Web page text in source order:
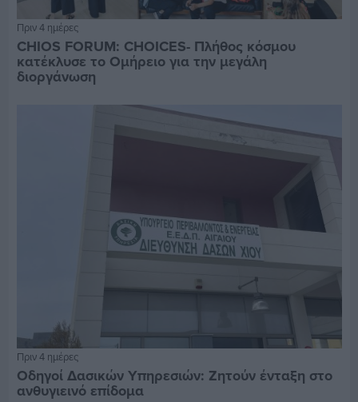
Πριν 4 ημέρες
CHIOS FORUM: CHOICES- Πλήθος κόσμου
κατέκλυσε το Ομήρειο για την μεγάλη
διοργάνωση
Πριν 4 ημέρες
Οδηγοί Δασικών Υπηρεσιών: Ζητούν ένταξη στο
ανθυγιεινό επίδομα